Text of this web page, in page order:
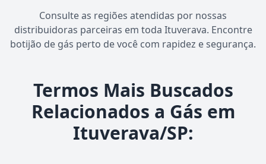
Consulte as regiões atendidas por nossas
distribuidoras parceiras em toda Ituverava. Encontre
botijão de gás perto de você com rapidez e segurança.
Termos Mais Buscados
Relacionados a Gás em
Ituverava/SP: